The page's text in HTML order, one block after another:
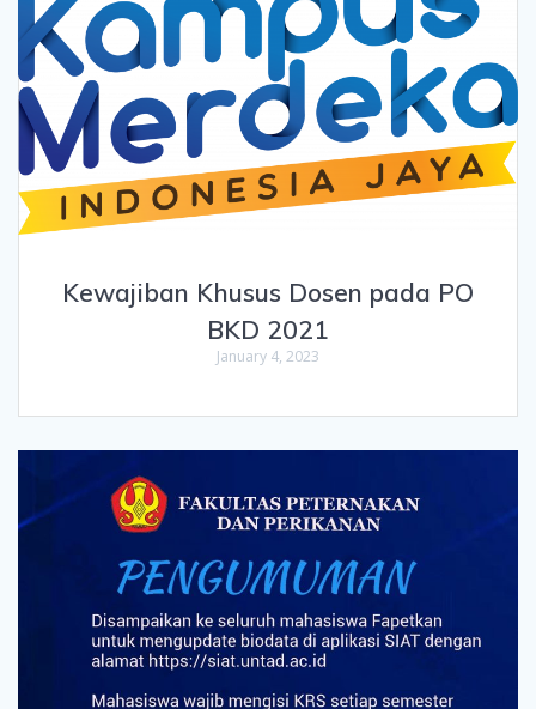
Kewajiban Khusus Dosen pada PO
BKD 2021
January 4, 2023